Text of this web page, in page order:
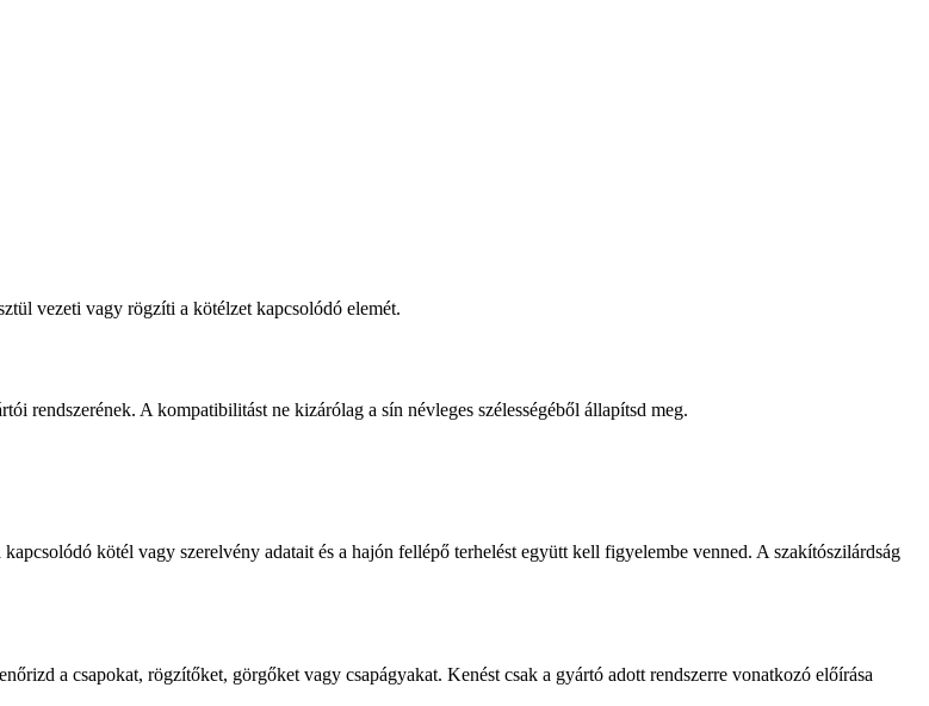
vezeti vagy rögzíti a kötélzet kapcsolódó elemét.
rendszerének. A kompatibilitást ne kizárólag a sín névleges szélességéből állapítsd meg.
kötél vagy szerelvény adatait és a hajón fellépő terhelést együtt kell figyelembe venned. A szakítószilárdság
a csapokat, rögzítőket, görgőket vagy csapágyakat. Kenést csak a gyártó adott rendszerre vonatkozó előírása